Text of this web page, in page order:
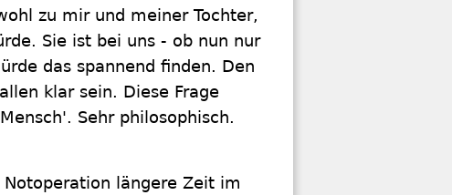
zu mir und meiner Tochter,
Sie ist bei uns - ob nun nur
das spannend finden. Den
klar sein. Diese Frage
Sehr philosophisch.
längere Zeit im